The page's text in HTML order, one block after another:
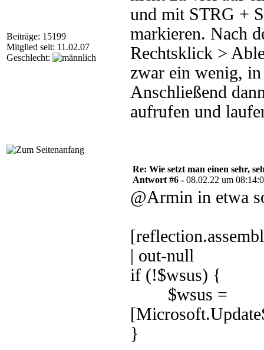
Beiträge: 15199
Mitglied seit: 11.02.07
Geschlecht:
und mit STRG +
markieren. Nach
Rechtsklick >
zwar ein wenig,
Anschließend
aufrufen und
Re: Wie setzt man einen sehr,
Antwort #6 - 08.02.22 um
@Armin in etwa
| out-null
if (!$wsus) {
$wsus =
}